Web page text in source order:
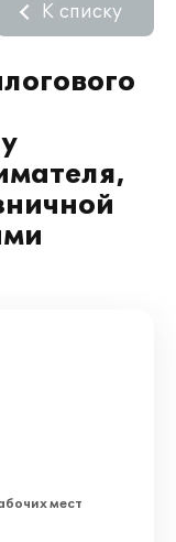
К списку
мест